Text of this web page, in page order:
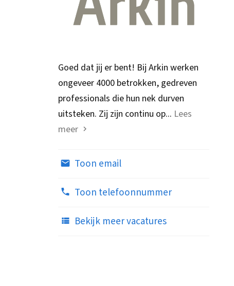
Goed dat jij er bent! Bij Arkin werken
ongeveer 4000 betrokken, gedreven
professionals die hun nek durven
uitsteken. Zij zijn continu op... Lees
meer
Toon email
Toon telefoonnummer
Bekijk meer vacatures